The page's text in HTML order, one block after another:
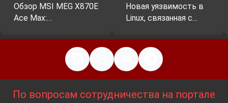
Обзор MSI MEG X870E
Ace Max:…
Новая уязвимость в
Linux, связанная с…
По вопросам сотрудничества на портале